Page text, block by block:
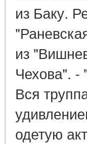
из Баку.
из
Чехова". -
Вся
одетую